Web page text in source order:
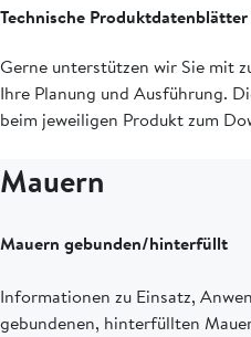
Technische
Gerne unterstützen wir Sie mit
Ihre Planung und Ausführung.
beim jeweiligen Produkt zum
Mauern
Mauern gebunden/hinterfüllt
Informationen zu Einsatz,
gebundenen, hinterfüllten